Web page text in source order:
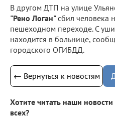
В другом ДТП на улице
"Рено Логан"сбил человека
пешеходном переходе. С
находится в больнице,
городского ОГИБДД.
← Вернуться к новостям
Хотите читать наши
всех?